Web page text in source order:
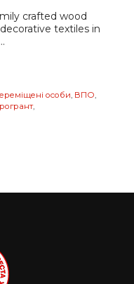
crafted wood
textiles in
особи ВПО
,